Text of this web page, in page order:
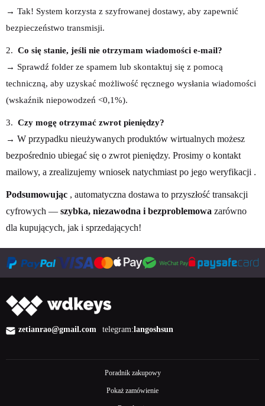
→ Tak! System korzysta z szyfrowanej dostawy, aby zapewnić
bezpieczeństwo transmisji.
2. Co się stanie, jeśli nie otrzymam wiadomości e-mail?
→ Sprawdź folder ze spamem lub skontaktuj się z pomocą
techniczną, aby uzyskać możliwość ręcznego wysłania wiadomości
(wskaźnik niepowodzeń <0,1%).
3. Czy mogę otrzymać zwrot pieniędzy?
→ W przypadku nieużywanych produktów wirtualnych możesz
bezpośrednio ubiegać się o zwrot pieniędzy. Prosimy o kontakt
mailowy, a zrealizujemy wniosek natychmiast po jego weryfikacji .
Podsumowując , automatyczna dostawa to przyszłość transakcji
cyfrowych — szybka, niezawodna i bezproblemowa zarówno
dla kupujących, jak i sprzedających!
zetianrao@gmail.com telegram:langoshsun
Poradnik zakupowy
Pokaż zamówienie